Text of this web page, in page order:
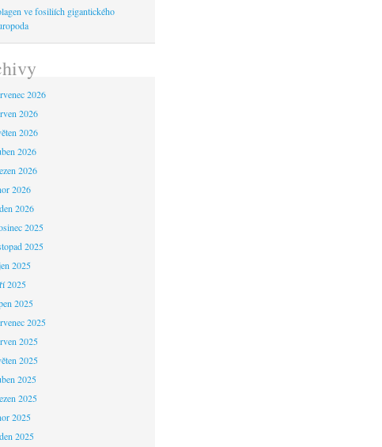
ve fosiliích gigantického
2026
2026
2026
2026
2026
2026
2026
2025
2025
2025
2025
2025
2025
2025
2025
2025
2025
2025
2025